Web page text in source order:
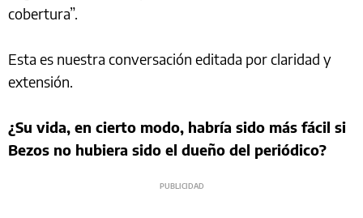
cobertura”.
Esta es nuestra conversación editada por claridad y
extensión.
¿Su vida, en cierto modo, habría sido más fácil si
Bezos no hubiera sido el dueño del periódico?